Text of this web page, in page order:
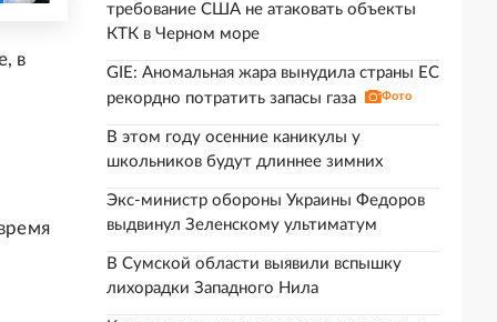
в
требование США не атаковать объекты
КТК в Черном море
GIE: Аномальная жара вынудила страны ЕС
рекордно потратить запасы газа
Фото
В этом году осенние каникулы у
школьников будут длиннее зимних
Экс-министр обороны Украины Федоров
выдвинул Зеленскому ультиматум
В Сумской области выявили вспышку
лихорадки Западного Нила